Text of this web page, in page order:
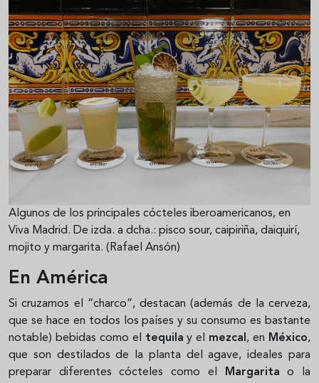
Algunos de los principales cócteles iberoamericanos, en
Viva Madrid. De izda. a dcha.: pisco sour, caipiriña, daiquirí,
mojito y margarita. (Rafael Ansón)
En América
Si cruzamos el “charco”, destacan (además de la cerveza,
que se hace en todos los países y su consumo es bastante
notable) bebidas como el tequila y el mezcal , en México,
que son destilados de la planta del agave, ideales para
preparar diferentes cócteles como el
Margarita o la